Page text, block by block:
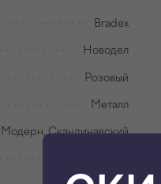
Bradex
Новодел
Розовый
Металл
Скандинавский